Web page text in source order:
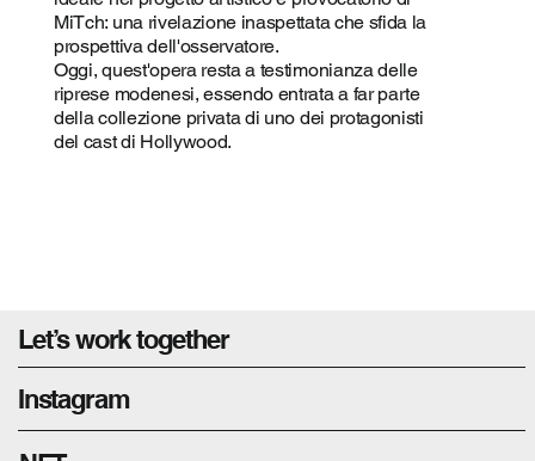
MiTch: una rivelazione inaspettata che sfida la
prospettiva dell'osservatore.
Oggi, quest'opera resta a testimonianza delle
riprese modenesi, essendo entrata a far parte
della collezione privata di uno dei protagonisti
del cast di Hollywood.
Let’s work together
Instagram